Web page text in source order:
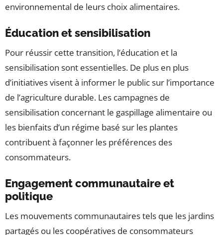
environnemental de leurs choix alimentaires.
Éducation et sensibilisation
Pour réussir cette transition, l’éducation et la
sensibilisation sont essentielles. De plus en plus
d’initiatives visent à informer le public sur l’importance
de l’agriculture durable. Les campagnes de
sensibilisation concernant le gaspillage alimentaire ou
les bienfaits d’un régime basé sur les plantes
contribuent à façonner les préférences des
consommateurs.
Engagement communautaire et
politique
Les mouvements communautaires tels que les jardins
partagés ou les coopératives de consommateurs